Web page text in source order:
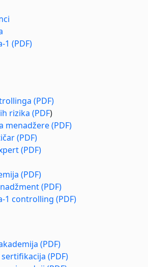
1 (PDF)
(PDF)
rizika (PDF)
menadžere (PDF)
(PDF)
(PDF)
(PDF)
(PDF)
1 controlling (PDF)
(PDF)
(PDF)